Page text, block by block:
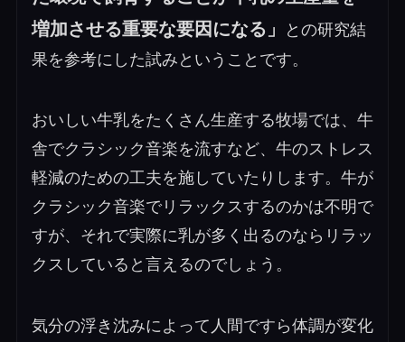
増加させる重要な要因になる」
との研究結
果を参考にした試みということです。
おいしい牛乳をたくさん生産する牧場では、牛
舎でクラシック音楽を流すなど、牛のストレス
軽減のための工夫を施していたりします。牛が
クラシック音楽でリラックスするのかは不明で
すが、それで実際に乳が多く出るのならリラッ
クスしていると言えるのでしょう。
気分の浮き沈みによって人間ですら体調が変化